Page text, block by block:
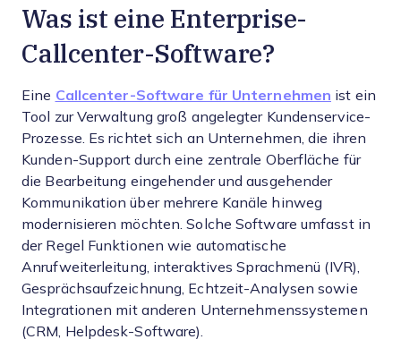
Was ist eine Enterprise-
Callcenter-Software?
Eine Callcenter-Software für Unternehmen ist ein
Tool zur Verwaltung groß angelegter Kundenservice-
Prozesse. Es richtet sich an Unternehmen, die ihren
Kunden-Support durch eine zentrale Oberfläche für
die Bearbeitung eingehender und ausgehender
Kommunikation über mehrere Kanäle hinweg
modernisieren möchten. Solche Software umfasst in
der Regel Funktionen wie automatische
Anrufweiterleitung, interaktives Sprachmenü (IVR),
Gesprächsaufzeichnung, Echtzeit-Analysen sowie
Integrationen mit anderen Unternehmenssystemen
(CRM, Helpdesk-Software).